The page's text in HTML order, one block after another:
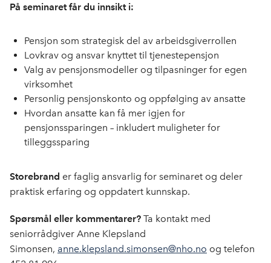
På seminaret får du innsikt i:
Pensjon som strategisk del av arbeidsgiverrollen
Lovkrav og ansvar knyttet til tjenestepensjon
Valg av pensjonsmodeller og tilpasninger for egen
virksomhet
Personlig pensjonskonto og oppfølging av ansatte
Hvordan ansatte kan få mer igjen for
pensjonssparingen – inkludert muligheter for
tilleggssparing
Storebrand er faglig ansvarlig for seminaret og deler
praktisk erfaring og oppdatert kunnskap.
Spørsmål eller kommentarer? Ta kontakt med
seniorrådgiver Anne Klepsland
Simonsen, anne.klepsland.simonsen@nho.no og telefon